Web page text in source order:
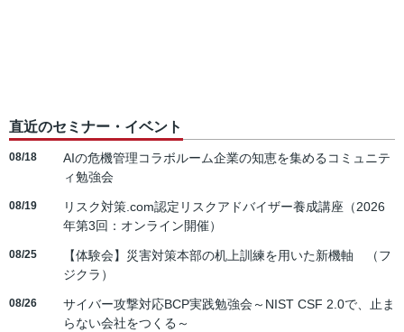
直近のセミナー・イベント
08/18
AIの危機管理コラボルーム企業の知恵を集めるコミュニテ
ィ勉強会
08/19
リスク対策.com認定リスクアドバイザー養成講座（2026
年第3回：オンライン開催）
08/25
【体験会】災害対策本部の机上訓練を用いた新機軸 （フ
ジクラ）
08/26
サイバー攻撃対応BCP実践勉強会～NIST CSF 2.0で、止ま
らない会社をつくる～